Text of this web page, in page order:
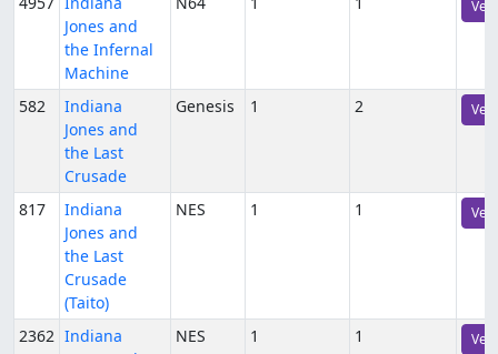
Jones and
the Infernal
Machine
582
Indiana
Jones and
the Last
Crusade
Genesis 1 2
817
Indiana
Jones and
the Last
Crusade
(Taito)
NES 1 1
2362 Indiana
NES 1 1